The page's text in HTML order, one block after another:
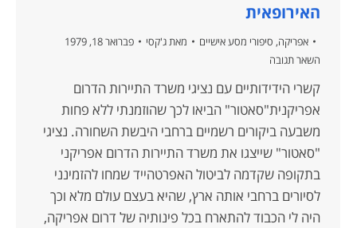
האירופאית
אפריקה, סיפורי מסע אישיים מאת ג'קסי
פברואר 18, 1979
השאר תגובה
קשרי הידידותיים עם נציגי משרד התיירות הדרום
אפריקנית"סאטור" הביאו לכך שהוזמנתי ללא פחות
משבעה ביקורים רשמיים ברחבי היבשת השחורה. נציגי
"סאטור" שייצגו את משרד התיירות הדרום אפריקני
בתקופה שקדמה לביטול האפרטהייד שמחו להזמינני
לסיורים ברחבי אותה ארץ, שהיא בעצם עולם מלא וכך
היה לי הכבוד להתארח בכל פינותיה של דרום אפריקה,